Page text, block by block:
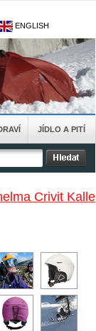
ENGLISH
JÍDLO A PITÍ
Crivit Kalle